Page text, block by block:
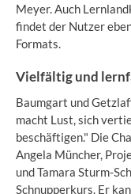
Meyer. Auch
findet der Nutzer
Formats.
Vielfältig und
Baumgart und
macht Lust, sich
beschäftigen." Die
Angela Müncher,
und Tamara Sturm-
Schnupperkurs. Er